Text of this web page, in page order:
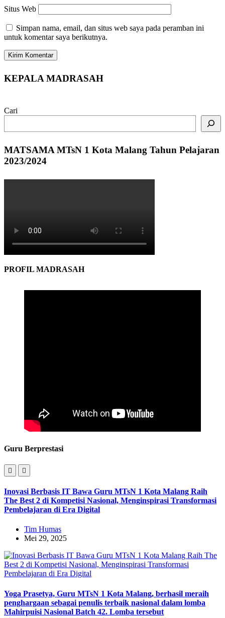
Situs Web
Simpan nama, email, dan situs web saya pada peramban ini
untuk komentar saya berikutnya.
KEPALA MADRASAH
Cari
MATSAMA MTsN 1 Kota Malang Tahun Pelajaran
2023/2024
PROFIL MADRASAH
Guru Berprestasi
Inovasi Berbasis IT Bawa Guru MTsN 1 Kota Malang Raih
The Best 2 di Kompetisi Nasional, Menginspirasi Transformasi
Pembelajaran di Era Digital
Tim Humas
Mei 29, 2025
Yoga Prasetya, Guru MTsN 1 Kota Malang, berhasil meraih
penghargaan sebagai penulis terbaik nasional dalam lomba
Mahirpuisi Nasional Batch 42. Lomba tersebut